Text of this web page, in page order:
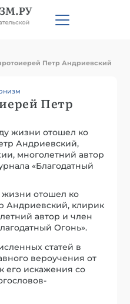
Петр Андриевский
Петр
жизни отошел ко
Андриевский,
многолетний автор
«Благодатный
жизни отошел ко
Андриевский, клирик
автор и член
Огонь».
статей в
вероучения от
его искажения со